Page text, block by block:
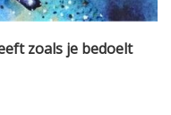
zoals je bedoelt